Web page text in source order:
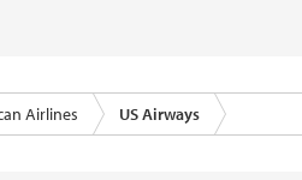
Airlines US Airways